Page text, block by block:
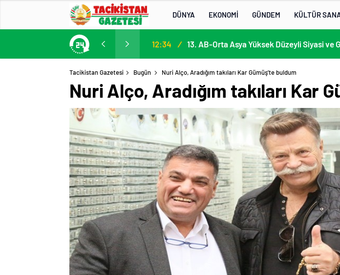
DÜNYA EKONOMİ GÜNDEM KÜLTÜR
Participation in the 13th EU–Central Asia High-Level Political and Security Dialogue 12:34 /
Tacikistan Gazetesi Bugün Nuri Alço, Aradığım takıları Kar Gümüş’te buldum
Nuri Alço, Aradığım takıları Kar